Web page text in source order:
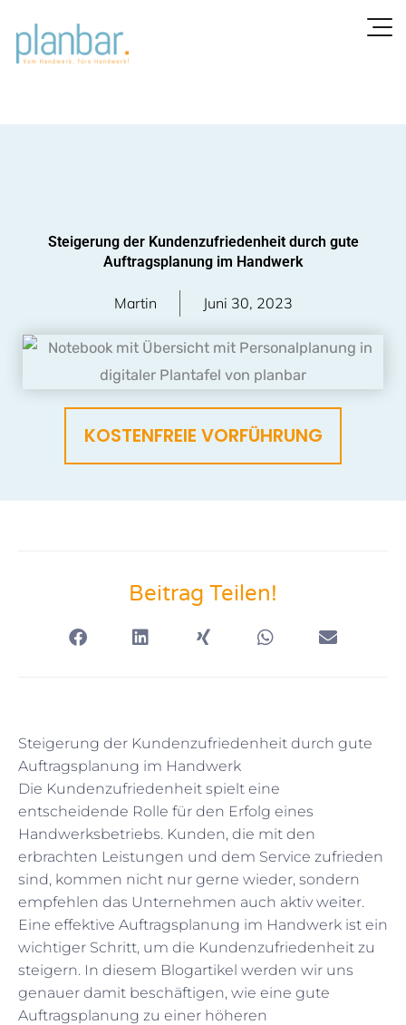
Inhalt
springen
Steigerung der Kundenzufriedenheit durch gute
Auftragsplanung im Handwerk
Martin Juni 30, 2023
KOSTENFREIE VORFÜHRUNG
Beitrag Teilen!
Steigerung der Kundenzufriedenheit durch gute
Auftragsplanung im Handwerk
Die Kundenzufriedenheit spielt eine
entscheidende Rolle für den Erfolg eines
Handwerksbetriebs. Kunden, die mit den
erbrachten Leistungen und dem Service zufrieden
sind, kommen nicht nur gerne wieder, sondern
empfehlen das Unternehmen auch aktiv weiter.
Eine effektive Auftragsplanung im Handwerk ist ein
wichtiger Schritt, um die Kundenzufriedenheit zu
steigern. In diesem Blogartikel werden wir uns
genauer damit beschäftigen, wie eine gute
Auftragsplanung zu einer höheren